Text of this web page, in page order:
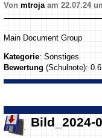
Von mtroja am 22.07.24
Main Document Group
Kategorie: Sonstiges
Bewertung (Schulnote):
Bild_2024-